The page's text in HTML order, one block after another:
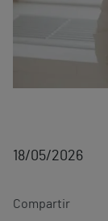
18/05/2026
Compartir